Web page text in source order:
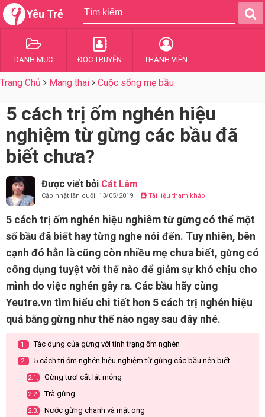
Yêu Trẻ
DANH MỤC ĐỌC TRUYỆN THÀNH VIÊN
Trang Chủ Mang thai Cuộc sống mẹ bầu
5 cách trị ốm nghén hiệu
nghiệm từ gừng các bầu đã
biết chưa?
Được viết bởi Cát Lâm
Cập nhật lần cuối: 13/05/2019 Tài liệu tham khảo
5 cách trị ốm nghén hiệu nghiêm từ gừng có thể một
số bầu đã biết hay từng nghe nói đến. Tuy nhiên, bên
cạnh đó hẳn là cũng còn nhiều mẹ chưa biết, gừng có
công dụng tuyệt vời thế nào để giảm sự khó chịu cho
mình do việc nghén gây ra. Các bầu hãy cùng
Yeutre.vn tìm hiểu chi tiết hơn 5 cách trị nghén hiệu
quả bằng gừng như thế nào ngay sau đây nhé.
1. Tác dụng của gừng với tình trạng ốm nghén
2. 5 cách trị ốm nghén hiệu nghiệm từ gừng các bầu nên biết
2.1. Gừng tươi cắt lát mỏng
2.2. Trà gừng
2.3. Nước gừng chanh và mật ong